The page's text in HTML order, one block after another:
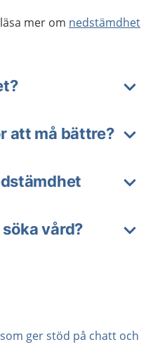
mer om nedstämdhet
att må bättre?
vård?
ger stöd på chatt och